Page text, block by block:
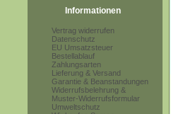
Informationen
Vertrag widerrufen
Datenschutz
EU Umsatzsteuer
Bestellablauf
Zahlungsarten
Lieferung & Versand
Garantie & Beanstandungen
Widerrufsbelehrung &
Muster-Widerrufsformular
Umweltschutz